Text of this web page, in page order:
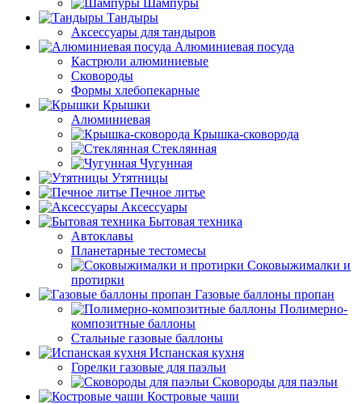
Шампуры
Тандыры
Аксессуары для тандыров
Алюминиевая посуда
Кастрюли алюминиевые
Сковороды
Формы хлебопекарные
Крышки
Алюминиевая
Крышка-сковорода
Стеклянная
Чугунная
Утятницы
Печное литье
Аксессуары
Бытовая техника
Автоклавы
Планетарные тестомесы
Соковыжималки и
протирки
Газовые баллоны пропан
Полимерно-
композитные баллоны
Стальные газовые баллоны
Испанская кухня
Горелки газовые для паэльи
Сковороды для паэльи
Костровые чаши